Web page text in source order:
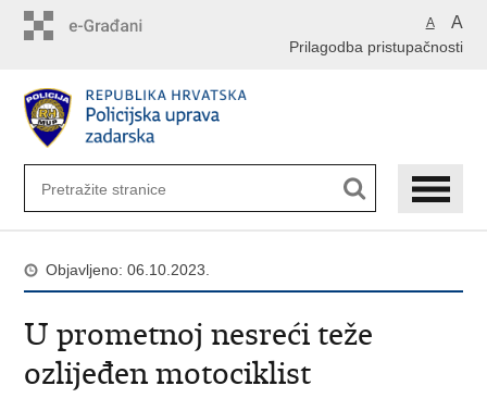
A A
Prilagodba pristupačnosti
Objavljeno: 06.10.2023.
U prometnoj nesreći teže
ozlijeđen motociklist